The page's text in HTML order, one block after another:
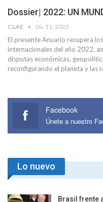
Dossier| 2022: UN
CLAE Dic 31, 2022
El presente Anuario recupera
internacionales del año 2022,
disputas económicas,
reconfigurando el planeta y las
Facebook
Únete a nuestro
Lo nuevo
Brasil frente